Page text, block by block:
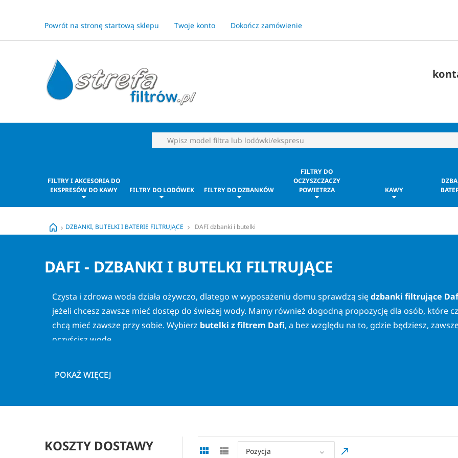
Powrót na stronę startową sklepu Twoje konto Dokończ zamówienie
FILTRY I AKCESORIA DO
EKSPRESÓW DO KAWY
FILTRY DO LODÓWEK FILTRY DO DZBANKÓW
FILTRY DO
OCZYSZCZACZY
POWIETRZA
KAWY
DZBANKI, BUTELKI I BATERIE FILTRUJĄCE DAFI dzbanki i butelki
DAFI - DZBANKI I BUTELKI FILTRUJĄCE
Czysta i zdrowa woda działa ożywczo, dlatego w wyposażeniu domu sprawdzą siędzbanki filtrujące
jeżeli chcesz zawsze mieć dostęp do świeżej wody. Mamy również dogodną propozycję dla osób, które
chcą mieć zawsze przy sobie. Wybierz butelki z filtrem Dafi, a bez względu na to, gdzie będziesz,
oczyścisz wodę.
JAKIE KORZYŚCI ZAPEWNIAJĄ BUTELKI I DZBANKI FILTRUJĄCE DAFI?
W naszym sklepie kupisz również butelki filtrujące Dafi, dzięki którym nie musisz kupować wody
poczujesz pragnienie. W ten sposób zaoszczędzisz nieco pieniędzy i przyczynisz się do ochrony
POKAŻ WIĘCEJ
Pozycja
KOSZTY DOSTAWY